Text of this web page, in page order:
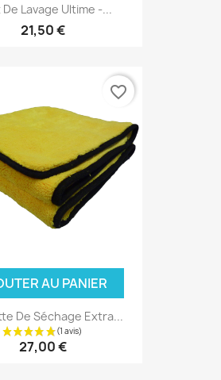
Lavage Ultime -...
21,50 €
AU PANIER
De Séchage Extra...
27,00 €
favorite_border